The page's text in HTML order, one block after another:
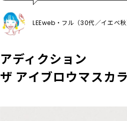
LEEweb・フル（30代／イエベ秋
アディクション
ザ アイブロウマスカ